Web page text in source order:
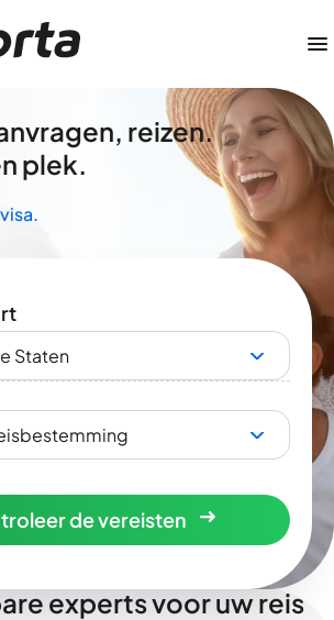
reizen.
plek.
Staten
de vereisten
experts voor uw reis